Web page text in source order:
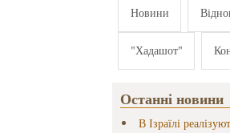
Новини
"Хадашот"
Останні новини
В Ізраїлі